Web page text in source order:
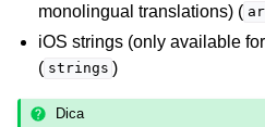
monolingual translations) (
iOS strings (only available
( strings )
Dica